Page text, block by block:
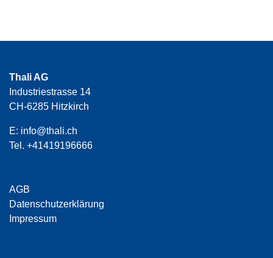
Thali AG
Industriestrasse 14
CH-6285 Hitzkirch
E: info@thali.ch
Tel. +41419196666
AGB
Datenschutzerklärung
Impressum